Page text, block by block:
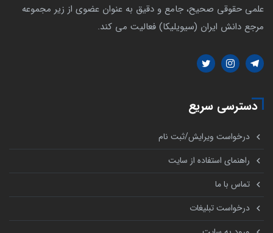
علمی حقوقی صحیح، جامع و دقیق به عنوان عضوی از زیر مجموعه
مرجع دانش ایران (سیویلیکا) فعالیت می کند.
دسترسی سریع
درخواست ویرایش/ثبت نام
راهنمای استفاده از سایت
تماس با ما
درخواست تبلیغات